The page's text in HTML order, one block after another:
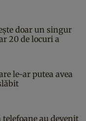
doar un singur
20 de locuri a
le-ar putea avea
telefoane au devenit